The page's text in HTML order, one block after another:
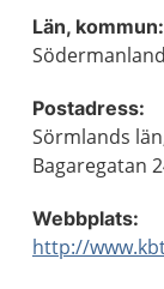
Län, kommun:
Postadress:
Sörmlands
Bagaregatan
Webbplats:
http://